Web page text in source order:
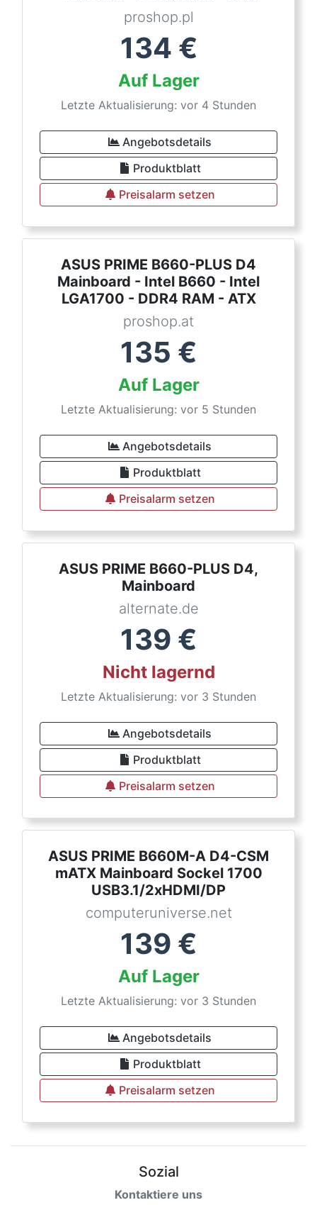
proshop.pl
134 €
Auf Lager
Letzte Aktualisierung: vor 4 Stunden
Angebotsdetails
Produktblatt
Preisalarm setzen
ASUS PRIME B660-PLUS D4
Mainboard - Intel B660 - Intel
LGA1700 - DDR4 RAM - ATX
proshop.at
135 €
Auf Lager
Letzte Aktualisierung: vor 5 Stunden
Angebotsdetails
Produktblatt
Preisalarm setzen
ASUS PRIME B660-PLUS D4,
Mainboard
alternate.de
139 €
Nicht lagernd
Letzte Aktualisierung: vor 3 Stunden
Angebotsdetails
Produktblatt
Preisalarm setzen
ASUS PRIME B660M-A D4-CSM
mATX Mainboard Sockel 1700
USB3.1/2xHDMI/DP
computeruniverse.net
139 €
Auf Lager
Letzte Aktualisierung: vor 3 Stunden
Angebotsdetails
Produktblatt
Preisalarm setzen
Sozial
Kontaktiere uns